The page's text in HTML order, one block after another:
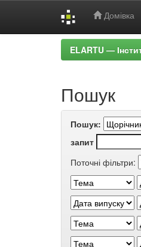
Домівка
ELARTU —
Пошук
Пошук:
запит
Поточні фільтри: